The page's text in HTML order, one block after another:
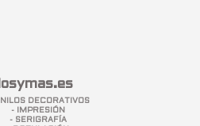
DECORATIVOS
- IMPRESIÓN
- SERIGRAFÍA